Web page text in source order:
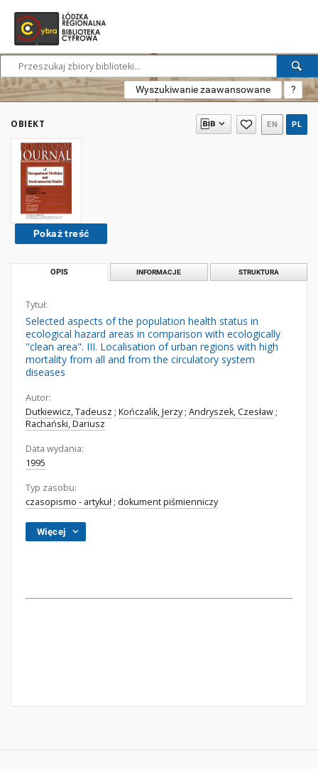
Wyszukiwanie zaawansowane ?
OBIEKT EN PL
Pokaż treść
OPIS INFORMACJE STRUKTURA
Tytuł:
Selected aspects of the population health status in
ecological hazard areas in comparison with ecologically
"clean area". III. Localisation of urban regions with high
mortality from all and from the circulatory system
diseases
Autor:
Dutkiewicz, Tadeusz ; Kończalik, Jerzy; Andryszek, Czesław ;
Rachański, Dariusz
Data wydania:
1995
Typ zasobu:
czasopismo - artykuł ; dokument piśmienniczy
Więcej